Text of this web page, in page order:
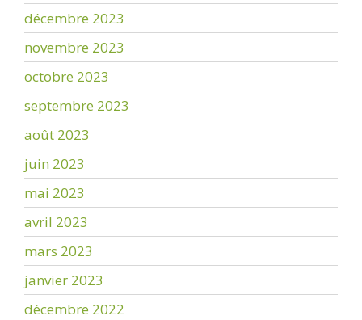
décembre 2023
novembre 2023
octobre 2023
septembre 2023
août 2023
juin 2023
mai 2023
avril 2023
mars 2023
janvier 2023
décembre 2022